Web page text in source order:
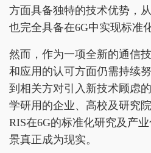
方面具备独特的技术优势，
也完全具备在6G中实现标准
然而，作为一项全新的通信
和应用的认可方面仍需持续
到相关方对引入新技术顾虑
学研用的企业、高校及研究
RIS在6G的标准化研究及产
景真正成为现实。